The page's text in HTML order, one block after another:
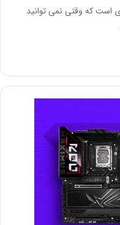
است که وقتی نمی توانید